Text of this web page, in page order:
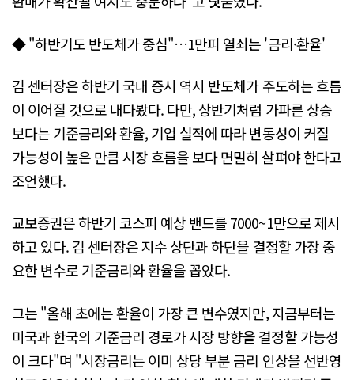
◆ "하반기도 반도체가 중심"…1만피 열쇠는 '금리·환율'
김 센터장은 하반기 국내 증시 역시 반도체가 주도하는 흐름
이 이어질 것으로 내다봤다. 다만, 상반기처럼 가파른 상승
보다는 기준금리와 환율, 기업 실적에 따라 변동성이 커질
가능성이 높은 만큼 시장 흐름을 보다 면밀히 살펴야 한다고
조언했다.
교보증권은 하반기 코스피 예상 밴드를 7000~1만으로 제시
하고 있다. 김 센터장은 지수 상단과 하단을 결정할 가장 중
요한 변수로 기준금리와 환율을 꼽았다.
그는 "올해 초에는 환율이 가장 큰 변수였지만, 지금부터는
미국과 한국의 기준금리 경로가 시장 방향을 결정할 가능성
이 크다"며 "시장금리는 이미 상당 부분 금리 인상을 선반영